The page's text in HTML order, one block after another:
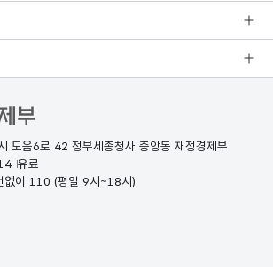
도움6로 42 정부세종청사 중앙동 재정경제부
유료
없이 110 (평일 9시~18시)